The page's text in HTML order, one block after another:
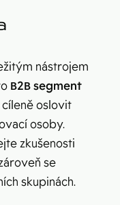
nástrojem
B2B segment
oslovit
osoby.
zkušenosti
se
skupinách.